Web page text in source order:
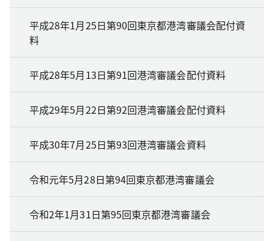
平成28年1月25日第90回東京都港湾審議会配付資
料
平成28年5月13日第91回港湾審議会配付資料
平成29年5月22日第92回港湾審議会配付資料
平成30年7月25日第93回港湾審議会資料
令和元年5月28日第94回東京都港湾審議会
令和2年1月31日第95回東京都港湾審議会